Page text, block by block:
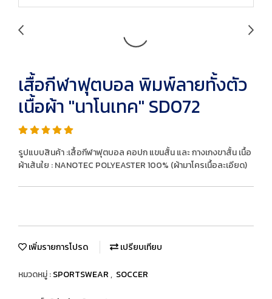
เสื้อกีฬาฟุตบอล พิมพ์ลายทั้งตัว
เนื้อผ้า "นาโนเทค" SD072
รูปแบบสินค้า :เสื้อกีฬาฟุตบอล คอปก แขนสั้น และ กางเกงขาสั้น เนื้อ
ผ้าเส้นใย : NANOTEC POLYEASTER 100% (ผ้ามาโครเนื้อละเอียด)
เพิ่มรายการโปรด เปรียบเทียบ
หมวดหมู่ :SPORTSWEAR, SOCCER